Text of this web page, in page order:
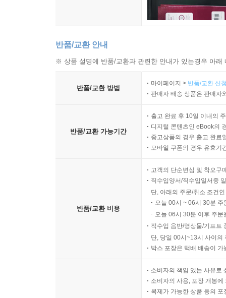
반품/교환 안내
※ 상품 설명에 반품/교환과 관련한 안내가 있는경우 아
반품/교환 방법
마이페이지 > 반품/교환 신
판매자 배송 상품은 판매자
반품/교환 가능기간
출고 완료 후 10일 이내의
디지털 콘텐츠인 eBook의
중고상품의 경우 출고 완료
모바일 쿠폰의 경우 유효기
반품/교환 비용
고객의 단순변심 및 착오구
직수입양서/직수입일서중
단, 아래의 주문/취소 조건
오늘 00시 ~ 06시 30분
오늘 06시 30분 이후 주
직수입 음반/영상물/기프트
단, 당일 00시~13시 사이의
박스 포장은 택배 배송이
소비자의 책임 있는 사유로
소비자의 사용, 포장 개봉
복제가 가능한 상품 등의